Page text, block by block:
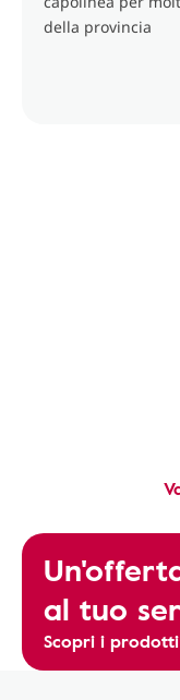
della provincia
al tuo
Scopri i